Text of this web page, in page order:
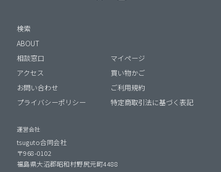
検索
ABOUT
相談窓口
アクセス
お問い合わせ
プライバシーポリシー
マイページ
買い物かご
ご利用規約
特定商取引法に基づく表記
運営会社
tsuguto合同会社
〒968-0102
福島県大沼郡昭和村野尻元町4488